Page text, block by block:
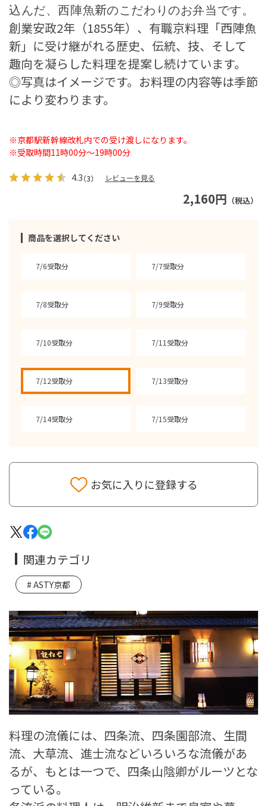
2,160円 （税込）
商品を選択してください
7/6受取分 7/7受取分
7/8受取分 7/9受取分
7/10受取分 7/11受取分
7/12受取分 7/13受取分
7/14受取分 7/15受取分
込んだ、西陣魚新のこだわりのお弁当です。
創業安政2年（1855年）、有職京料理「西陣魚
新」に受け継がれる歴史、伝統、技、そして
趣向を凝らした料理を提案し続けています。
◎写真はイメージです。お料理の内容等は季節
により変わります。
※京都駅新幹線改札内での受け渡しになります。
※受取時間11時00分～19時00分
4.3（3） レビューを見る
お気に入りに登録する
料理の流儀には、四条流、四条園部流、生間
流、大草流、進士流などいろいろな流儀があ
るが、もとは一つで、四条山陰卿がルーツとな
っている。
関連カテゴリ
ASTY京都